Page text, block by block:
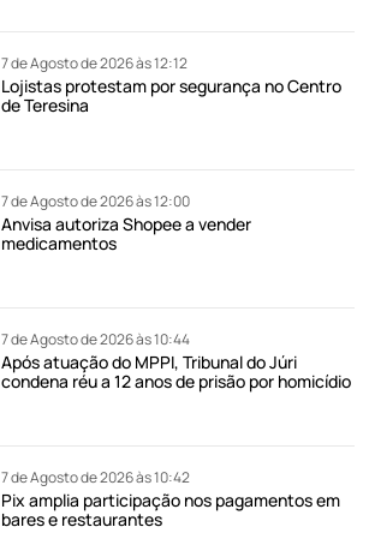
7 de Agosto de 2026 às 12:12
Lojistas protestam por segurança no Centro
de Teresina
7 de Agosto de 2026 às 12:00
Anvisa autoriza Shopee a vender
medicamentos
7 de Agosto de 2026 às 10:44
Após atuação do MPPI, Tribunal do Júri
condena réu a 12 anos de prisão por homicídio
7 de Agosto de 2026 às 10:42
Pix amplia participação nos pagamentos em
bares e restaurantes